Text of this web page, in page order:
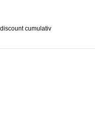
cumulativ